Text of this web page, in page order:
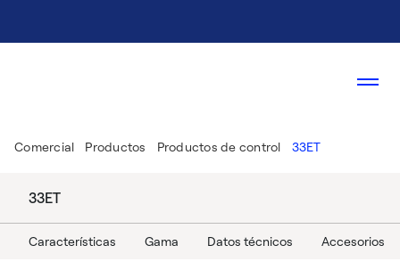
Comercial Productos Productos de control 33ET
33ET
Características Gama Datos técnicos Accesorios